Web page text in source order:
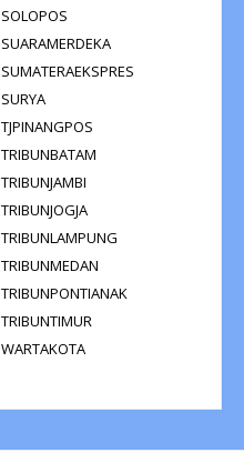
SOLOPOS
SUARAMERDEKA
SUMATERAEKSPRES
SURYA
TJPINANGPOS
TRIBUNBATAM
TRIBUNJAMBI
TRIBUNJOGJA
TRIBUNLAMPUNG
TRIBUNMEDAN
TRIBUNPONTIANAK
TRIBUNTIMUR
WARTAKOTA